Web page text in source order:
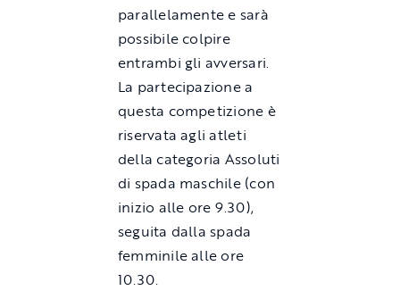
parallelamente e sarà
possibile colpire
entrambi gli avversari.
La partecipazione a
questa competizione è
riservata agli atleti
della categoria Assoluti
di spada maschile (con
inizio alle ore 9.30),
seguita dalla spada
femminile alle ore
10.30.